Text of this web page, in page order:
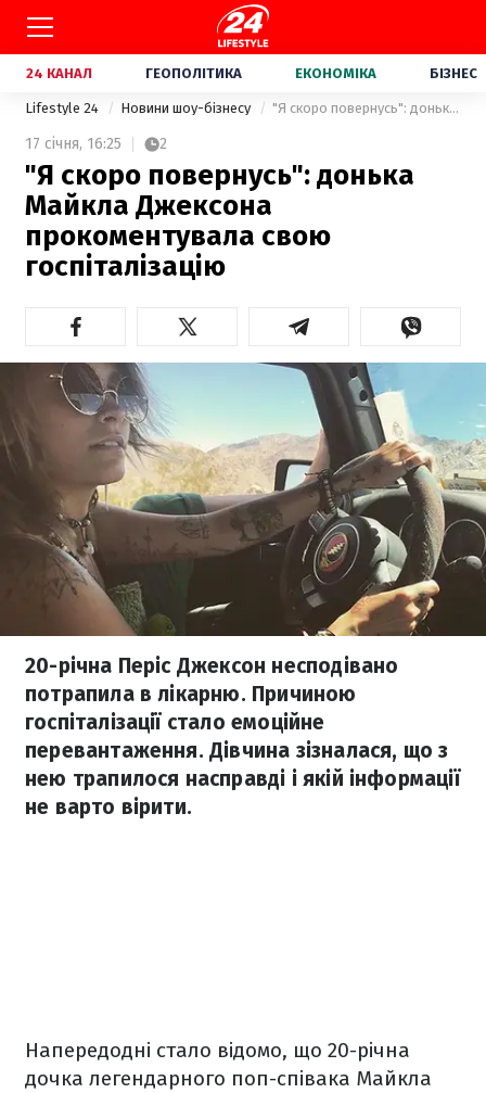
24 КАНАЛ ГЕОПОЛІТИКА ЕКОНОМІКА БІЗНЕС
Lifestyle 24 Новини шоу-бізнесу "Я скоро повернусь": донька Майкла Джексона прокоментувала свою госпіталізацію
17 січня, 16:25 2
"Я скоро повернусь": донька
Майкла Джексона
прокоментувала свою
госпіталізацію
20-річна Періс Джексон несподівано
потрапила в лікарню. Причиною
госпіталізації стало емоційне
перевантаження. Дівчина зізналася, що з
нею трапилося насправді і якій інформації
не варто вірити.
Напередодні стало відомо, що 20-річна
дочка легендарного поп-співака Майкла